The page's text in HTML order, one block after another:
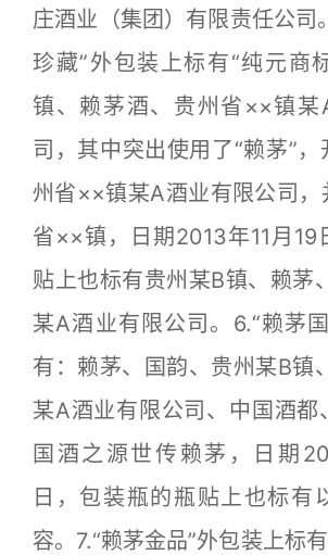
庄酒业（集团）有限责任公司
珍藏”外包装上标有“纯元商
镇、赖茅酒、贵州省××镇某
司，其中突出使用了“赖茅”
州省××镇某A酒业有限公司，
省××镇，日期2013年11月19
贴上也标有贵州某B镇、赖茅
某A酒业有限公司。6.“赖茅
有：赖茅、国韵、贵州某B镇
某A酒业有限公司、中国酒都
国酒之源世传赖茅，日期
日，包装瓶的瓶贴上也标有
容。7.“赖茅金品”外包装上标有